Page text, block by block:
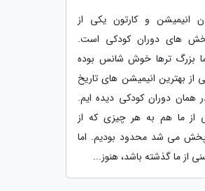
انیمیشن و کارتون یکی از
های دوران کودکی است.
بزرگ ترها خوش شانس بوده
از بهترین انیمیشن های تاریخ
همان دوران کودکی دیده ایم.
از ما هم به هر چیزی که از
پخش می شد محدود بودیم. اما
از ما گذشته باشد، هنوز...